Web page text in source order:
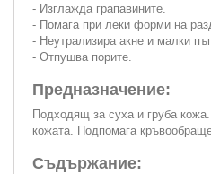
- Изглажда грапавините.
- Помага при леки форми на
- Неутрализира акне и малки
- Отпушва порите.
Предназначение:
Подходящ за суха и груба
кожата. Подпомага
Съдържание: